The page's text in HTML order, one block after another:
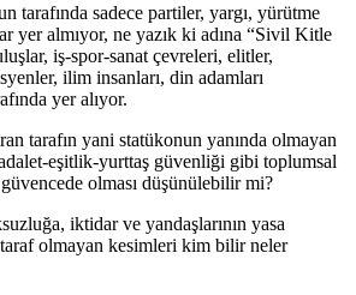
tarafında sadece partiler, yargı, yürütme
yer almıyor, ne yazık ki adına “Sivil Kitle
iş-spor-sanat çevreleri, elitler,
ilim insanları, din adamları
yer alıyor.
tarafın yani statükonun yanında olmayan
eşitlik-yurttaş güvenliği gibi toplumsal
olması düşünülebilir mi?
iktidar ve yandaşlarının yasa
taraf olmayan kesimleri kim bilir neler